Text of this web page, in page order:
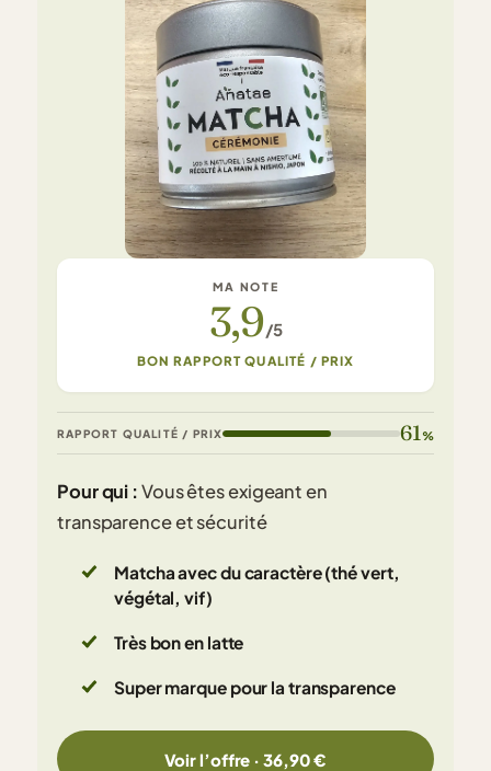
MA NOTE
3,9/5
BON RAPPORT QUALITÉ / PRIX
RAPPORT QUALITÉ / PRIX 61%
Pour qui :Vous êtes exigeant en
transparence et sécurité
Matcha avec du caractère (thé vert,
végétal, vif)
Très bon en latte
Super marque pour la transparence
Voir l’offre · 36,90 €